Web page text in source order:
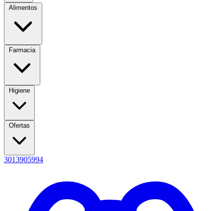
Alimentos
Farmacia
Higiene
Ofertas
3013905994